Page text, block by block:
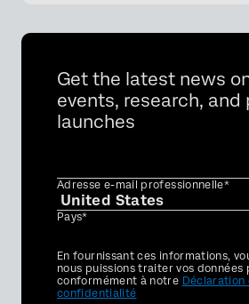
Get the latest news
events, research,
launches
Adresse e-mail professionnelle*
Pays*
Privacy
Optin
En fournissant ces informations,
nous puissions traiter vos données
conformément à notre Déclaration
confidentialité